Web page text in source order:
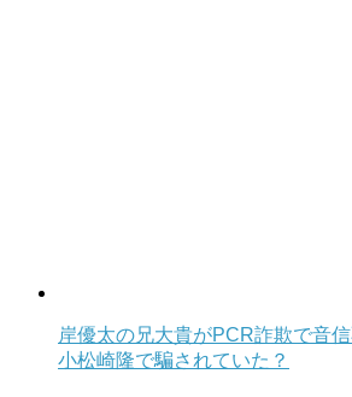
岸優太の兄大貴がPCR詐欺で音
小松崎隆で騙されていた？